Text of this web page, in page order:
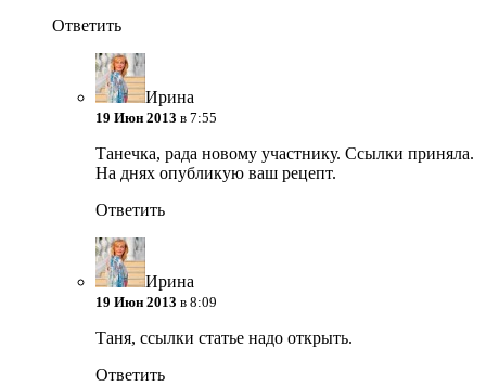
Ответить
Ирина
19 Июн 2013 в 7:55
Танечка, рада новому участнику. Ссылки приняла.
На днях опубликую ваш рецепт.
Ответить
Ирина
19 Июн 2013 в 8:09
Таня, ссылки статье надо открыть.
Ответить